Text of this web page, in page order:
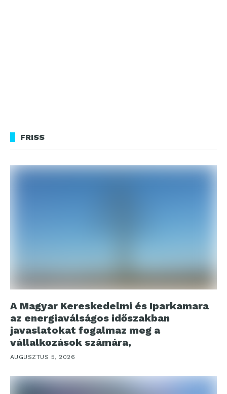
FRISS
A Magyar Kereskedelmi és Iparkamara
az energiaválságos időszakban
javaslatokat fogalmaz meg a
vállalkozások számára,
AUGUSZTUS 5, 2026